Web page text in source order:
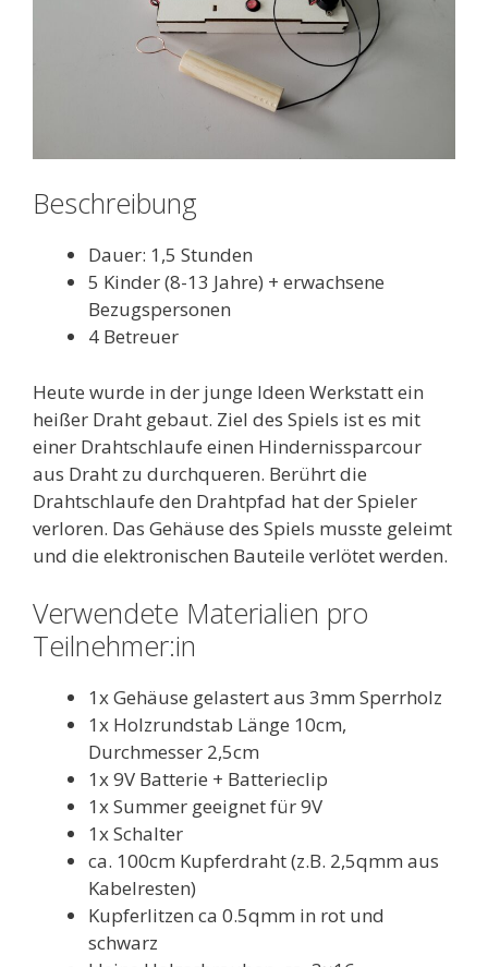
Beschreibung
Dauer: 1,5 Stunden
5 Kinder (8-13 Jahre) + erwachsene
Bezugspersonen
4 Betreuer
Heute wurde in der junge Ideen Werkstatt ein
heißer Draht gebaut. Ziel des Spiels ist es mit
einer Drahtschlaufe einen Hindernissparcour
aus Draht zu durchqueren. Berührt die
Drahtschlaufe den Drahtpfad hat der Spieler
verloren. Das Gehäuse des Spiels musste geleimt
und die elektronischen Bauteile verlötet werden.
Verwendete Materialien pro
Teilnehmer:in
1x Gehäuse gelastert aus 3mm Sperrholz
1x Holzrundstab Länge 10cm,
Durchmesser 2,5cm
1x 9V Batterie + Batterieclip
1x Summer geeignet für 9V
1x Schalter
ca. 100cm Kupferdraht (z.B. 2,5qmm aus
Kabelresten)
Kupferlitzen ca 0.5qmm in rot und
schwarz